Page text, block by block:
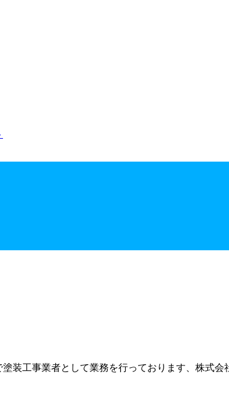
装工事業者として業務を行っております、株式会